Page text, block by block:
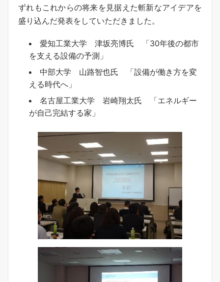
ずれもこれからの将来を見据えた斬新なアイデアを
盛り込んだ発表をしていただきました。
愛知工業大学 津坂亮博氏 「30年後の都市
を支える設備の予測」
中部大学 山路智也氏 「設備が働き方を変
える時代へ」
名古屋工業大学 岩崎翔太氏 「エネルギー
が自己完結する家」